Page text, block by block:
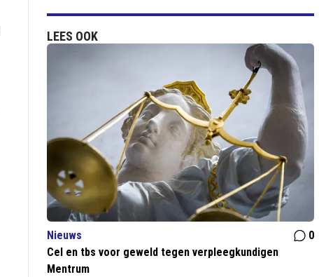
LEES OOK
Nieuws
0
Cel en tbs voor geweld tegen verpleegkundigen
Mentrum